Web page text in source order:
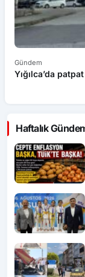
Gündem
Yığılca’da
Haftalık